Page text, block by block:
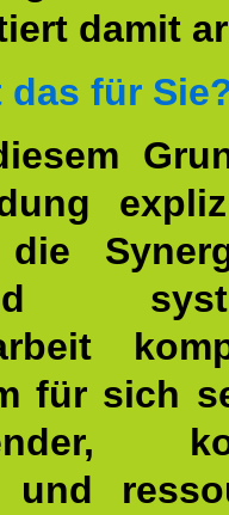
damit
das für
die
für sich
und